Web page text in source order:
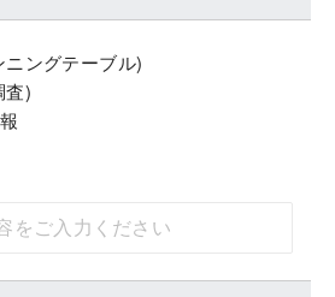
ングテーブル)
査)